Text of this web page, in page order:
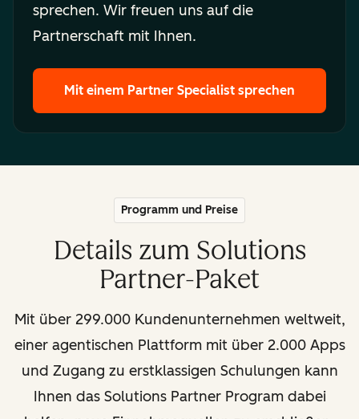
sprechen. Wir freuen uns auf die
Partnerschaft mit Ihnen.
Mit einem Partner Specialist sprechen
Programm und Preise
Details zum Solutions
Partner-Paket
Mit über 299.000 Kundenunternehmen weltweit,
einer agentischen Plattform mit über 2.000 Apps
und Zugang zu erstklassigen Schulungen kann
Ihnen das Solutions Partner Program dabei